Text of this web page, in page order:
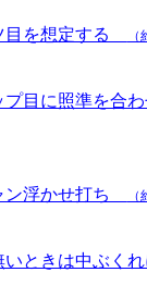
目を想定する
プ目に照準を合
ン浮かせ打ち （
いときは中ぶく